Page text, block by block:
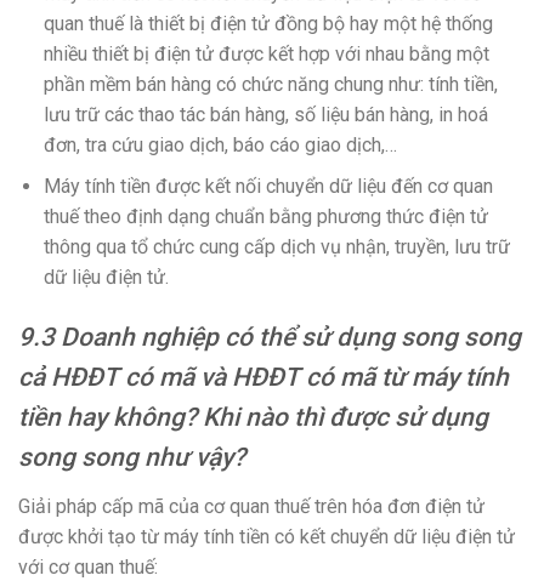
quan thuế là thiết bị điện tử đồng bộ hay một hệ thống
nhiều thiết bị điện tử được kết hợp với nhau bằng một
phần mềm bán hàng có chức năng chung như: tính tiền,
lưu trữ các thao tác bán hàng, số liệu bán hàng, in hoá
đơn, tra cứu giao dịch, báo cáo giao dịch,…
Máy tính tiền được kết nối chuyển dữ liệu đến cơ quan
thuế theo định dạng chuẩn bằng phương thức điện tử
thông qua tổ chức cung cấp dịch vụ nhận, truyền, lưu trữ
dữ liệu điện tử.
9.3 Doanh nghiệp có thể sử dụng song song
cả HĐĐT có mã và HĐĐT có mã từ máy tính
tiền hay không? Khi nào thì được sử dụng
song song như vậy?
Giải pháp cấp mã của cơ quan thuế trên hóa đơn điện tử
được khởi tạo từ máy tính tiền có kết chuyển dữ liệu điện tử
với cơ quan thuế: